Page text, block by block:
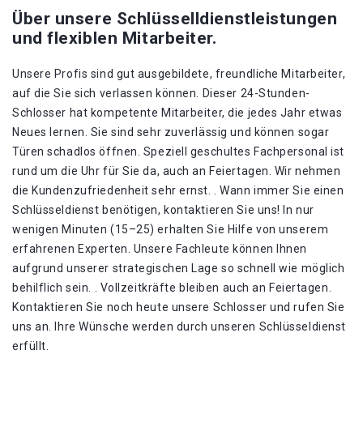
Über unsere Schlüsselldienstleistungen
und flexiblen Mitarbeiter.
Unsere Profis sind gut ausgebildete, freundliche Mitarbeiter,
auf die Sie sich verlassen können. Dieser 24-Stunden-
Schlosser hat kompetente Mitarbeiter, die jedes Jahr etwas
Neues lernen. Sie sind sehr zuverlässig und können sogar
Türen schadlos öffnen. Speziell geschultes Fachpersonal ist
rund um die Uhr für Sie da, auch an Feiertagen. Wir nehmen
die Kundenzufriedenheit sehr ernst. . Wann immer Sie einen
Schlüsseldienst benötigen, kontaktieren Sie uns! In nur
wenigen Minuten (15–25) erhalten Sie Hilfe von unserem
erfahrenen Experten. Unsere Fachleute können Ihnen
aufgrund unserer strategischen Lage so schnell wie möglich
behilflich sein. . Vollzeitkräfte bleiben auch an Feiertagen.
Kontaktieren Sie noch heute unsere Schlosser und rufen Sie
uns an. Ihre Wünsche werden durch unseren Schlüsseldienst
erfüllt.